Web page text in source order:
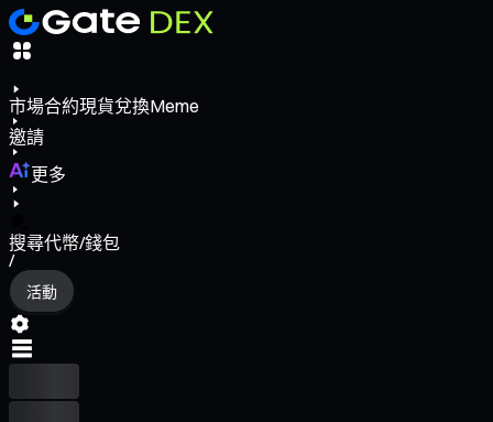
市場合約現貨兌換Meme
邀請
更多
搜尋代幣/錢包
/
活動